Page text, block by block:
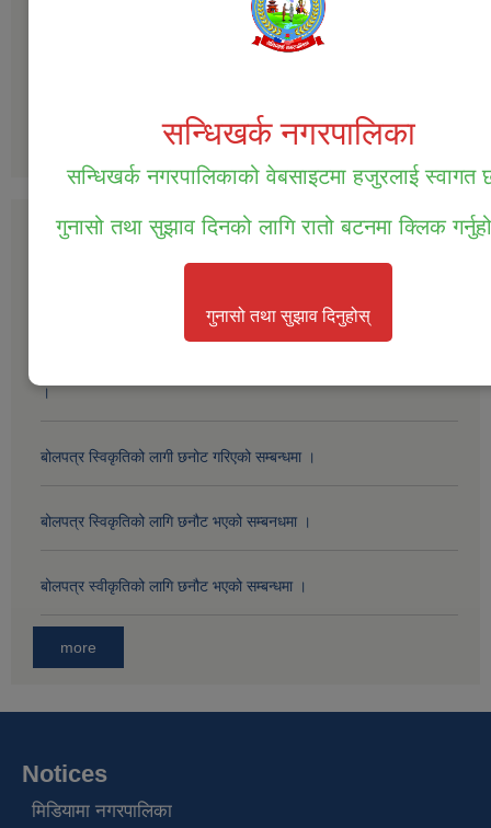
बार्षिक समिक्षाको प्रतिवेदन आ.व.2077/078
Public Procurement/Tender Notices
सम्पत्ति तथा जिन्सी मालसामान लिलाम विक्रिको दोस्रो पटक प्रकाशित सूचना ।
।
बोलपत्र स्विकृतिको लागी छनोट गरिएको सम्बन्धमा ।
बोलपत्र स्विकृतिको लागि छनौट भएको सम्बनधमा ।
बोलपत्र स्वीकृतिको लागि छनौट भएको सम्बन्धमा ।
more
Notices
मिडियामा नगरपालिका
सन्धिखर्क नगरपालिका
सन्धिखर्क नगरपालिकाको वेबसाइटमा हजुरलाई स्वागत
गुनासो तथा सुझाव दिनको लागि रातो बटनमा क्लिक
गुनासो तथा सुझाव दिनुहोस्